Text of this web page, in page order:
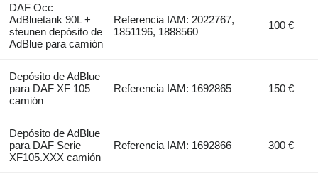
DAF Occ
AdBluetank 90L +
steunen depósito de
AdBlue para camión
Referencia IAM: 2022767,
1851196, 1888560
100 €
Depósito de AdBlue
para DAF XF 105
camión
Referencia IAM: 1692865 150 €
Depósito de AdBlue
para DAF Serie
XF105.XXX camión
Referencia IAM: 1692866 300 €